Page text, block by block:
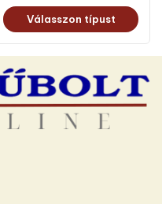
Válasszon típust